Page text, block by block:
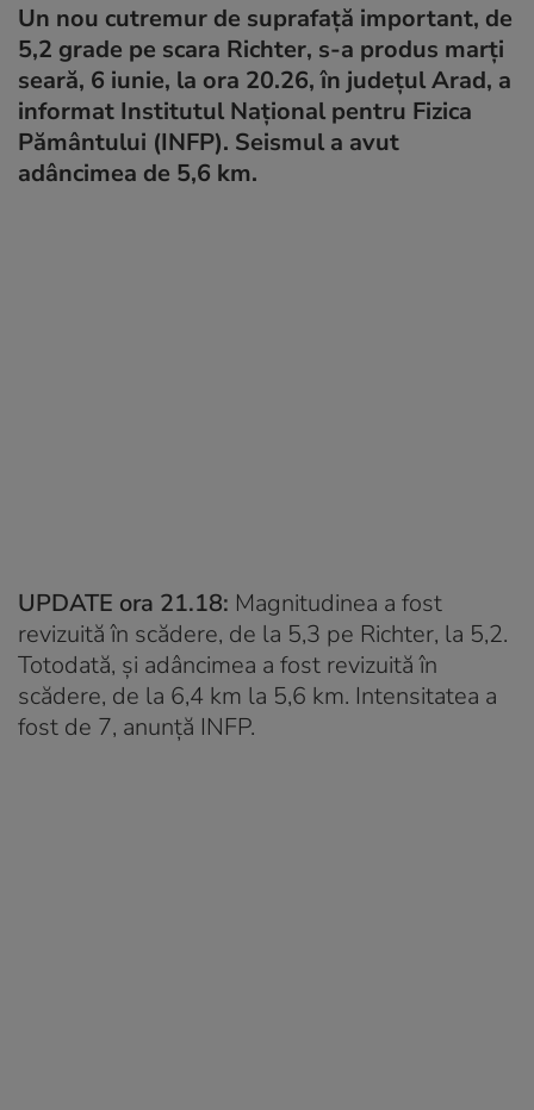
Un nou cutremur de suprafață important, de
5,2 grade pe scara Richter, s-a produs marți
seară, 6 iunie, la ora 20.26, în județul Arad, a
informat Institutul Național pentru Fizica
Pământului (INFP). Seismul a avut
adâncimea de 5,6 km.
UPDATE ora 21.18: Magnitudinea a fost
revizuită în scădere, de la 5,3 pe Richter, la 5,2.
Totodată, și adâncimea a fost revizuită în
scădere, de la 6,4 km la 5,6 km. Intensitatea a
fost de 7, anunță INFP.